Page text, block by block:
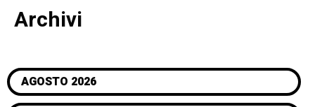
Archivi
AGOSTO 2026